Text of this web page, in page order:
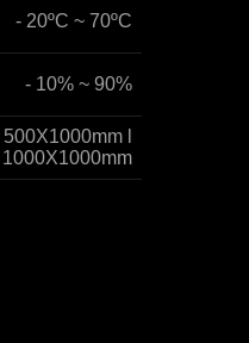
- 20ºC ~ 70ºC
- 10% ~ 90%
500X1000mm l
1000X1000mm